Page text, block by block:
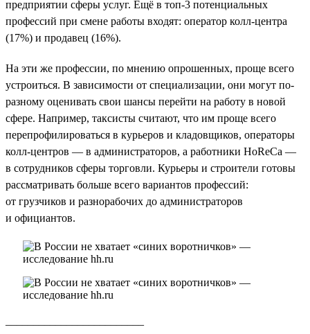
предприятии сферы услуг. Ещё в топ-3 потенциальных
профессий при смене работы входят: оператор колл-центра
(17%) и продавец (16%).
На эти же профессии, по мнению опрошенных, проще всего
устроиться. В зависимости от специализации, они могут по-
разному оценивать свои шансы перейти на работу в новой
сфере. Например, таксисты считают, что им проще всего
перепрофилироваться в курьеров и кладовщиков, операторы
колл-центров — в администраторов, а работники HoReCa —
в сотрудников сферы торговли. Курьеры и строители готовы
рассматривать больше всего вариантов профессий:
от грузчиков и разнорабочих до администраторов
и официантов.